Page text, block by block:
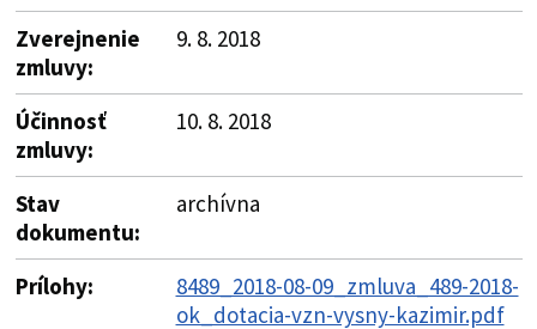
Zverejnenie
zmluvy:
9. 8. 2018
Účinnosť
zmluvy:
10. 8. 2018
Stav
dokumentu:
archívna
Prílohy:
8489_2018-08-09_zmluva_489-2018-
ok_dotacia-vzn-vysny-kazimir.pdf